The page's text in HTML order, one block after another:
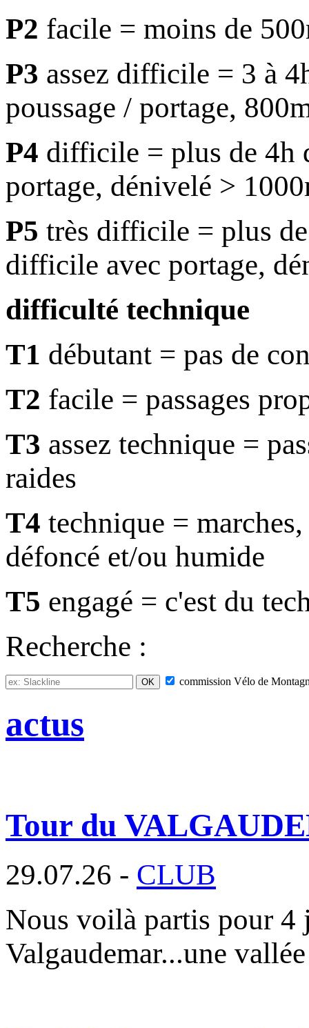
P2 facile = moins de
P3 assez difficile = 3 à
poussage / portage,
P4 difficile = plus de 4h
portage, dénivelé >
P5 très difficile = plus
difficile avec portage,
difficulté technique
T1 débutant = pas de
T2 facile = passages
T3 assez technique =
raides
T4 technique =
défoncé et/ou humide
T5 engagé = c'est du
Recherche :
commission Vélo de
actus
Tour du
29.07.26 - CLUB
Nous voilà partis pour 4
Valgaudemar...une